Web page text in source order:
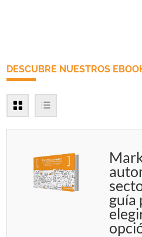
DESCUBRE NUESTROS
guía